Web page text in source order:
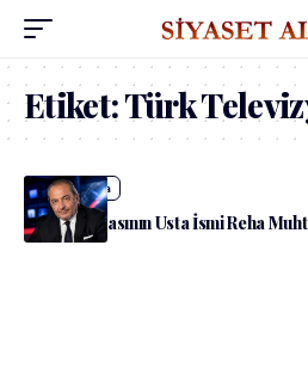
Etiket:Türk
admin Medya
Türk Medyasının Usta İsmi Reha